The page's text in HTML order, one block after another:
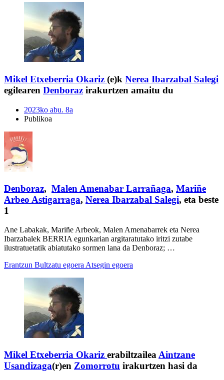
Mikel Etxeberria Okariz (e)k Nerea Ibarzabal Salegi
egilearen Denboraz irakurtzen amaitu du
2023ko abu. 8a
Publikoa
Denboraz, Malen Amenabar Larrañaga, Mariñe
Arbeo Astigarraga, Nerea Ibarzabal Salegi, eta beste
1
Ane Labakak, Mariñe Arbeok, Malen Amenabarrek eta Nerea
Ibarzabalek BERRIA egunkarian argitaratutako iritzi zutabe
ilustratuetatik abiatutako sormen lana da Denboraz; …
Erantzun Bultzatu egoera Atsegin egoera
Mikel Etxeberria Okariz erabiltzailea Aintzane
Usandizaga(r)en Zomorrotu irakurtzen hasi da